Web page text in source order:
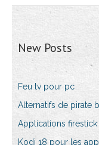
New Posts
Feu tv pour pc
Alternatifs de pirate
Applications firestick
Kodi 18 pour les